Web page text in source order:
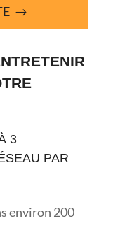
3
PAR
environ 200